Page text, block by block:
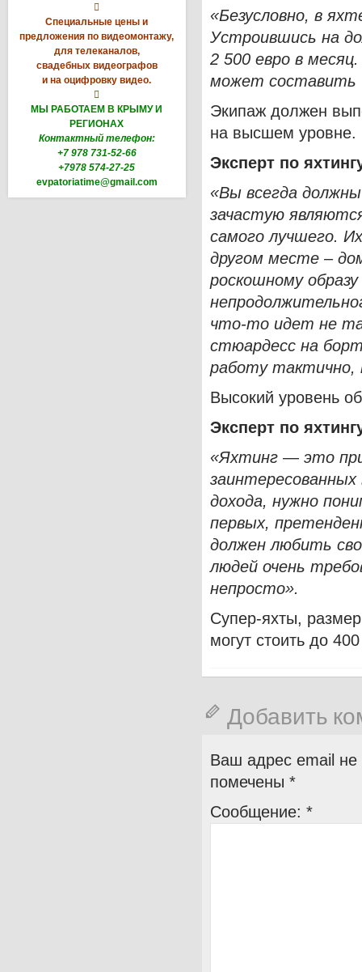

Специальные цены и
предложения по видеомонтажу,
для телеканалов,
свадебных видеографов
и на оцифровку видео.

МЫ РАБОТАЕМ В КРЫМУ И
РЕГИОНАХ
Контактный телефон:
+7 978 731-52-66
+7978 574-27-25
evpatoriatime@gmail.com
«Безусловно, в
Устроившись на
2 500 евро в
может составить
Экипаж должен
на высшем уровне.
Эксперт по
«Вы всегда
зачастую
самого лучшего.
другом месте –
роскошному
что-то идет не
стюардесс на
работу тактично,
Высокий уровень
Эксперт по
«Яхтинг — это
дохода, нужно
первых,
должен любить
людей очень
непросто».
Супер-яхты,
могут стоить до
Добавить
Ваш адрес email не
помечены *
Сообщение: *